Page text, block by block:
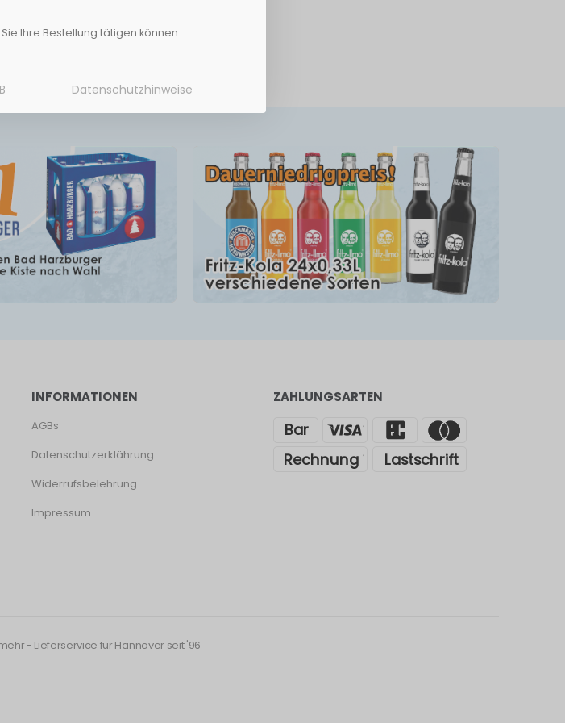
INFORMATIONEN
AGBs
Datenschutzerklährung
Widerrufsbelehrung
Impressum
ZAHLUNGSARTEN
- Lieferservice für Hannover seit '96
Ihre Bestellung tätigen können
Datenschutzhinweise